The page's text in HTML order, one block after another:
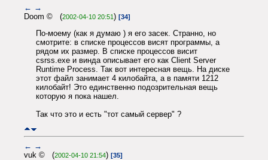
← →
Doom © (2002-04-10 20:51) [34]
По-моему (как я думаю ) я его засек. Странно, но
смотрите: в списке процессов висят программы, а
рядом их размер. В списке процессов висит
csrss.exe и винда описывает его как Client Server
Runtime Process. Так вот интересная вещь. На диске
этот файл занимает 4 килобайта, а в памяти 1212
килобайт! Это единственно подозрительная вещь
которую я пока нашел.
Так что это и есть "тот самый сервер" ?
← →
vuk © (2002-04-10 21:54) [35]